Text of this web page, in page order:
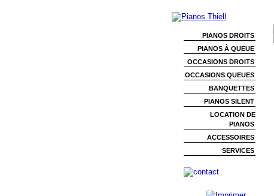
PIANOS DROITS
PIANOS À QUEUE
OCCASIONS DROITS
OCCASIONS QUEUES
BANQUETTES
PIANOS SILENT
LOCATION DE
PIANOS
ACCESSOIRES
SERVICES